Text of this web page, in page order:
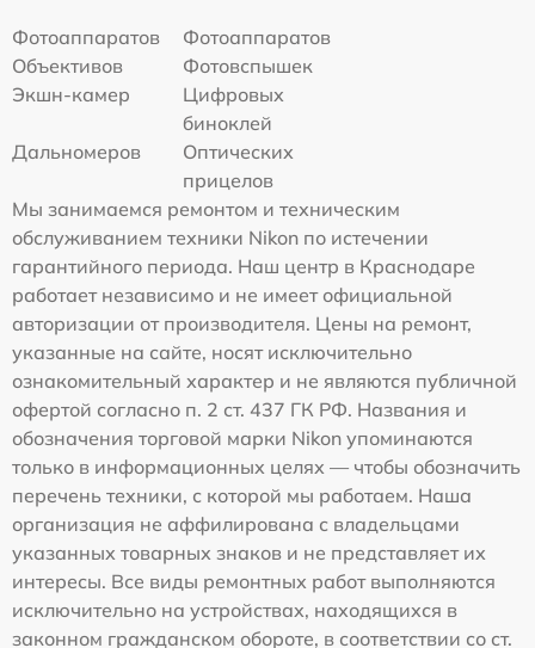
Фотоаппаратов
Фотоаппаратов
Объективов
Фотовспышек
Экшн-камер
Цифровых
биноклей
Дальномеров
Оптических
прицелов
Мы занимаемся ремонтом и техническим
обслуживанием техники Nikon по истечении
гарантийного периода. Наш центр в Краснодаре
работает независимо и не имеет официальной
авторизации от производителя. Цены на ремонт,
указанные на сайте, носят исключительно
ознакомительный характер и не являются публичной
офертой согласно п. 2 ст. 437 ГК РФ. Названия и
обозначения торговой марки Nikon упоминаются
только в информационных целях — чтобы обозначить
перечень техники, с которой мы работаем. Наша
организация не аффилирована с владельцами
указанных товарных знаков и не представляет их
интересы. Все виды ремонтных работ выполняются
исключительно на устройствах, находящихся в
законном гражданском обороте, в соответствии со ст.